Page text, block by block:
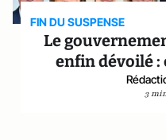
FIN DU SUSPENSE
Le
enfin dévoilé :
3